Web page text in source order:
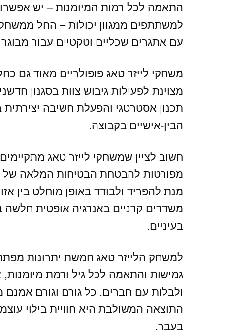
התאמה לכל רמות המיומנות – יש
למשתתפים ממגוון יכולות – החל
עם אתגרים שכליים וטקטיים עבור
משחקי לייזר טאג פופולריים מאוד גם
מצוינת לפעילות גיבוש צוות בסגנון
תכנון אסטרטגי והפעלת חשיבה
הבין-אישיים בקבוצה.
חשוב לציין שמשחקי לייזר טאג
מפורטות להבטחת הבטיחות המלאה של
מנת להפריד ולבודד באופן מוחלט בין
משדרים קרניים באנרגיה אופטית
בעיניים.
למשחק הלייזר טאג חמשת יתרונות
גמישות והתאמה לכל גיל ורמת
ולבלות עם חברים. כל גורם וגורם אמנם
התוצאה המשולבת היא חוויית בילוי
בעבר.